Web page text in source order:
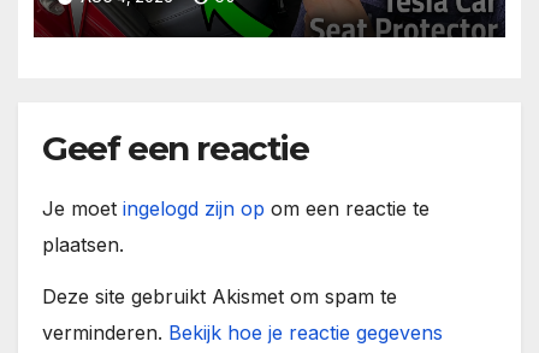
Geef een reactie
Je moet ingelogd zijn op om een reactie te
plaatsen.
Deze site gebruikt Akismet om spam te
verminderen. Bekijk hoe je reactie gegevens